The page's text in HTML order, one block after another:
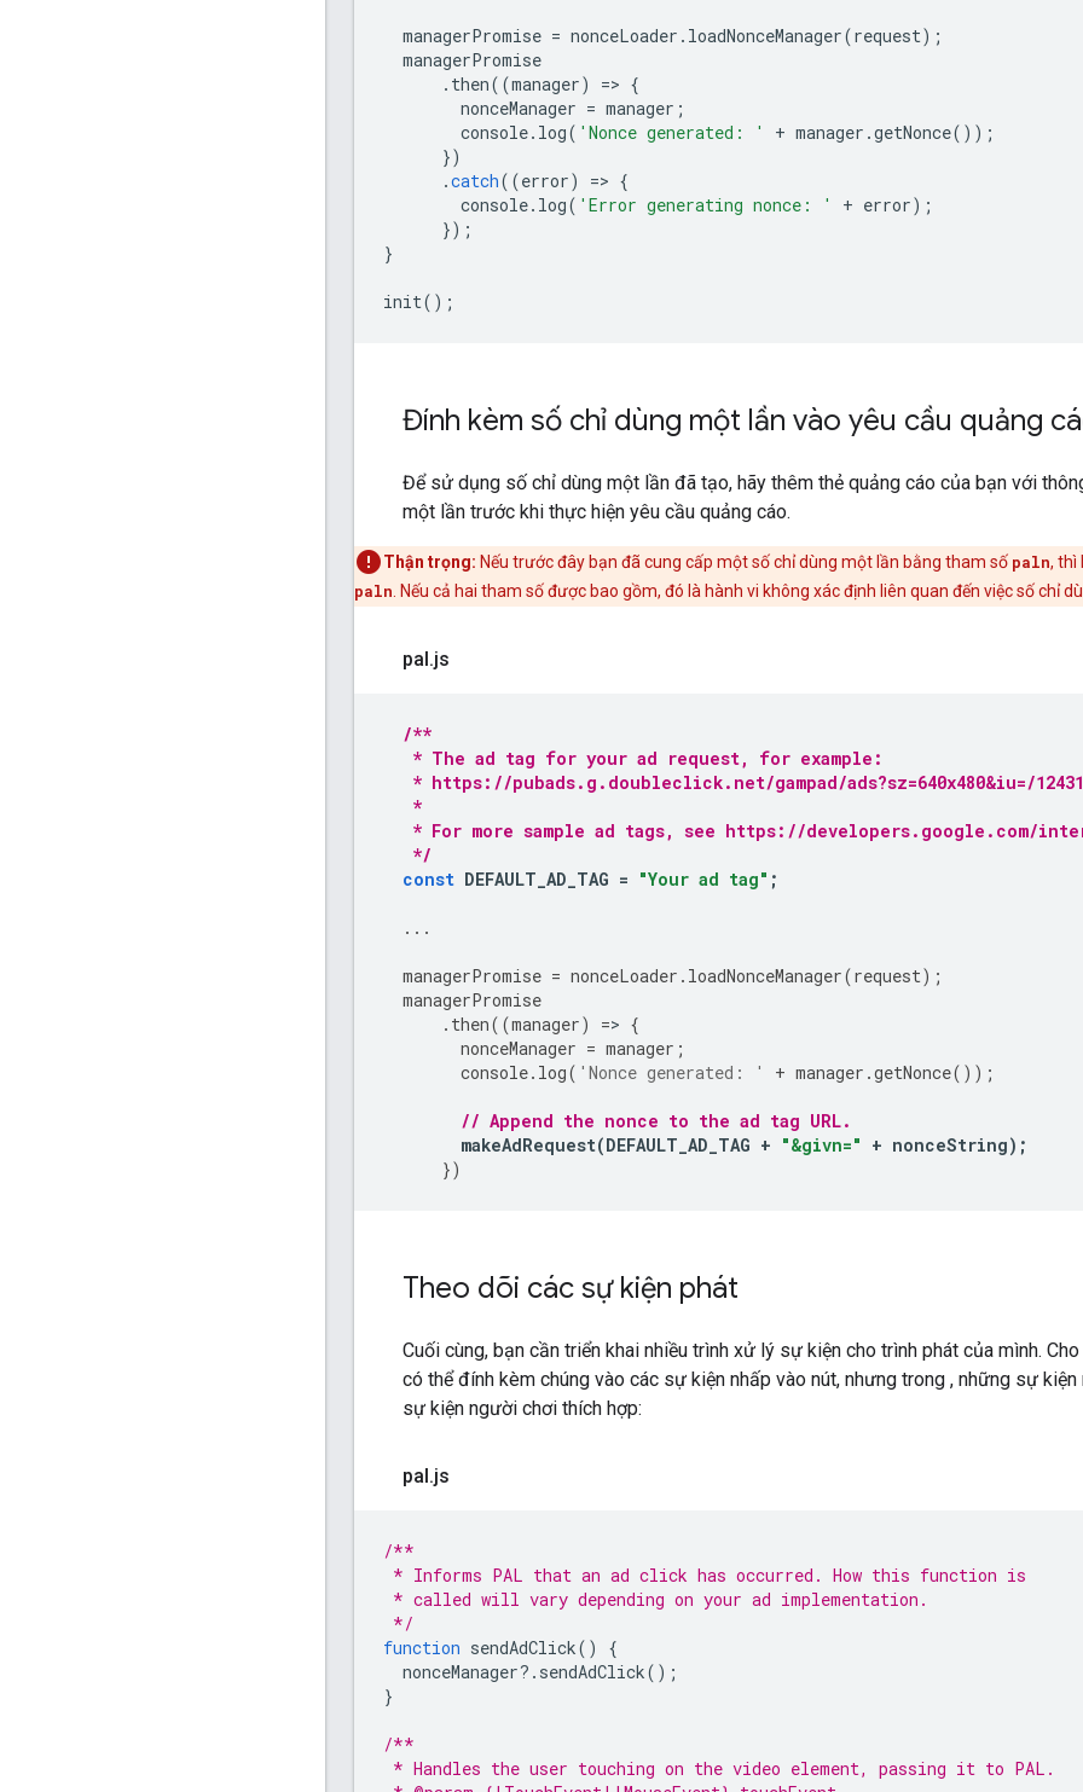
managerPromise = nonceLoader . loadNonceManager(request);
managerPromise
. then((manager) => {
nonceManager = manager ;
console. log( 'Nonce generated: ' + manager .getNonce());
})
.catch((error) => {
console. log( 'Error generating nonce: ' + error);
});
}
init();
Đính kèm số chỉ dùng một lần vào yêu cầu quảng
Để sử dụng số chỉ dùng một lần đã tạo, hãy thêm thẻ quảng cáo của bạn với
một lần trước khi thực hiện yêu cầu quảng cáo.
Thận trọng: Nếu trước đây bạn đã cung cấp một số chỉ dùng một lần bằng tham số paln, thì
paln . Nếu cả hai tham số được bao gồm, đó là hành vi không xác định liên quan đến việc số chỉ
pal.js
/**
   * The ad tag for your ad request, for example:
* https://pubads.g.doubleclick.net/gampad/ads?sz=640x480&iu=/
   *
* For more sample ad tags, see https://developers.google.com/
   */
const DEFAULT_AD_TAG = "Your ad tag" ;
...
managerPromise = nonceLoader . loadNonceManager(request);
managerPromise
. then((manager) => {
nonceManager = manager ;
console. log( 'Nonce generated: ' + manager .getNonce());
// Append the nonce to the ad tag URL.
makeAdRequest(DEFAULT_AD_TAG + "&givn=" + nonceString);
})
Theo dõi các sự kiện phát
Cuối cùng, bạn cần triển khai nhiều trình xử lý sự kiện cho trình phát của mình.
có thể đính kèm chúng vào các sự kiện nhấp vào nút, nhưng trong , những sự
sự kiện người chơi thích hợp:
pal.js
/**
* Informs PAL that an ad click has occurred. How this function is
* called will vary depending on your ad implementation.
*/
function sendAdClick()
{
nonceManager? . sendAdClick();
}
/**
* Handles the user touching on the video element, passing it to PAL.